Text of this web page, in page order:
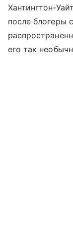
Хантингтон-
после блогеры
его так